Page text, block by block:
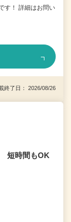
す！ 詳細はお問い
了日： 2026/08/26
短時間もOK